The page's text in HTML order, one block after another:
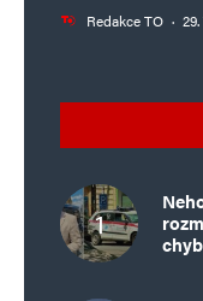
Redakce TO ·